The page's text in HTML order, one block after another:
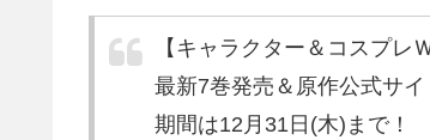
【キャラクター＆コスプレ
最新7巻発売＆原作公式サ
期間は12月31日(木)まで！